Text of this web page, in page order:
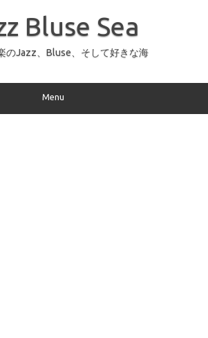
Bluse Sea
のJazz、Bluse、そして好きな海
Menu